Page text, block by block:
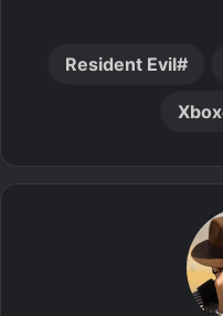
Resident Evil
Xbox